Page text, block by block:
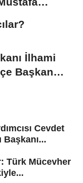
İlhami
Başkan
Cevdet
Başkanı...
Türk Mücevher